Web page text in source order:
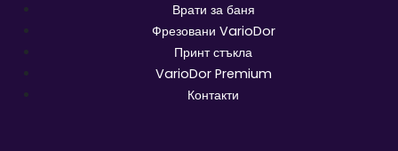
Врати за баня
Фрезовани VarioDor
Принт стъкла
VarioDor Premium
Контакти